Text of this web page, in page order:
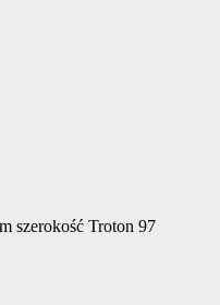
szerokość Troton 97